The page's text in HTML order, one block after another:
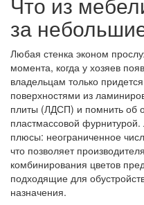
за
Любая стенка эконом
момента, когда у хозяев
владельцам только
поверхностями из
плиты (ЛДСП) и помнить об
пластмассовой
плюсы: неограниченное
что позволяет
комбинирования цветов
подходящие для
назначения.